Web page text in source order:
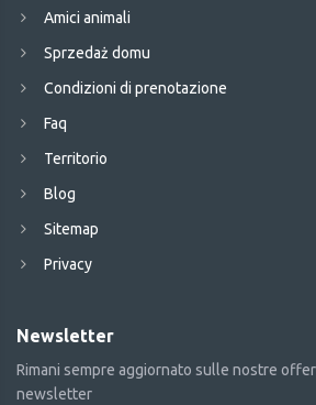
Amici animali
Sprzedaż domu
Condizioni di prenotazione
Faq
Territorio
Blog
Sitemap
Privacy
Newsletter
Rimani sempre aggiornato sulle nostre
newsletter